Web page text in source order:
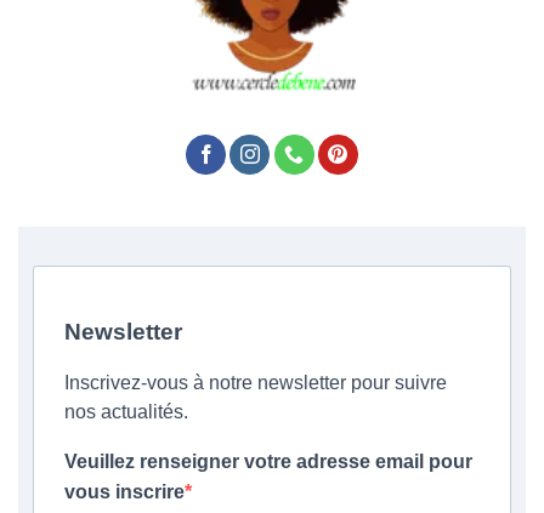
Newsletter
Inscrivez-vous à notre newsletter pour suivre
nos actualités.
Veuillez renseigner votre adresse email pour
vous inscrire